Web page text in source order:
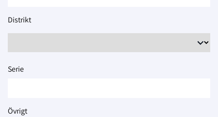
Distrikt
Serie
Övrigt